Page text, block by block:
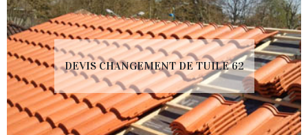
DEVIS CHANGEMENT DE TUILE 62